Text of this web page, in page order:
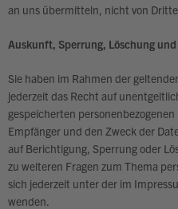
an uns übermitteln, nicht von
Auskunft, Sperrung, Löschung
Sie haben im Rahmen der
jederzeit das Recht auf
gespeicherten
Empfänger und den Zweck der
auf Berichtigung, Sperrung oder
zu weiteren Fragen zum Thema
sich jederzeit unter der im
wenden.